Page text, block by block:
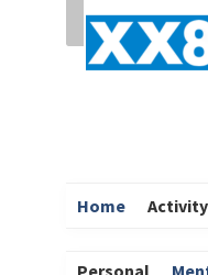
Home Activity
Personal